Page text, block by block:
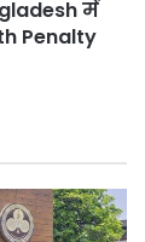
में
Penalty